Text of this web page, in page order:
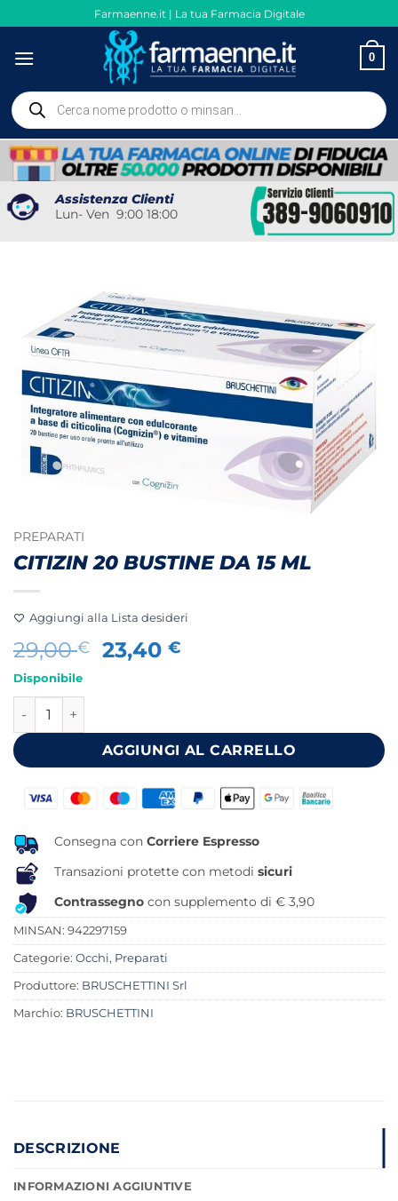
ai
contenuti
Farmaenne.it | La tua Farmacia Digitale
0
Ricerca
prodotti
Assistenza Clienti
Lun- Ven 9:00 18:00
PREPARATI
CITIZIN 20 BUSTINE DA 15 ML
Aggiungi alla Lista desideri
29,00€
Il
29,00 €.
23,40€
23,40 €.
Disponibile
CITIZIN 20 BUSTINE DA 15 ML quantità
AGGIUNGI AL CARRELLO
Consegna con Corriere Espresso
Transazioni protette con metodi sicuri
Contrassegno con supplemento di € 3,90
MINSAN: 942297159
Categorie: Occhi, Preparati
Produttore: BRUSCHETTINI Srl
Marchio: BRUSCHETTINI
DESCRIZIONE
INFORMAZIONI AGGIUNTIVE